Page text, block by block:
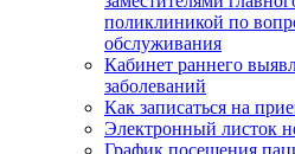
поликлиникой по
обслуживания
Кабинет раннего
заболеваний
Как записаться на
Электронный листок
График посещения